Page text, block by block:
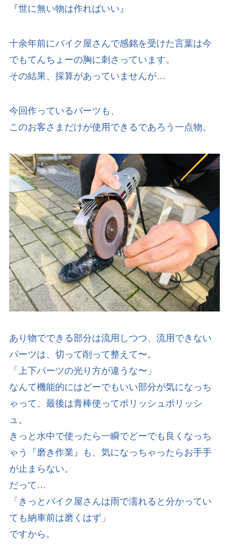
『世に無い物は作ればいい』
十余年前にバイク屋さんで感銘を受けた言葉は今
でもてんちょーの胸に刺さっています。
その結果、採算があっていませんが…
今回作っているパーツも、
このお客さまだけが使用できるであろう一点物。
あり物でできる部分は流用しつつ、流用できない
パーツは、切って削って整えて〜。
「上下パーツの光り方が違うな〜」
なんて機能的にはどーでもいい部分が気になっち
ゃって、最後は青棒使ってポリッシュポリッシ
ュ。
きっと水中で使ったら一瞬でどーでも良くなっち
ゃう『磨き作業』も、気になっちゃったらお手手
が止まらない。
だって…
「きっとバイク屋さんは雨で濡れると分かってい
ても納車前は磨くはず」
ですから。